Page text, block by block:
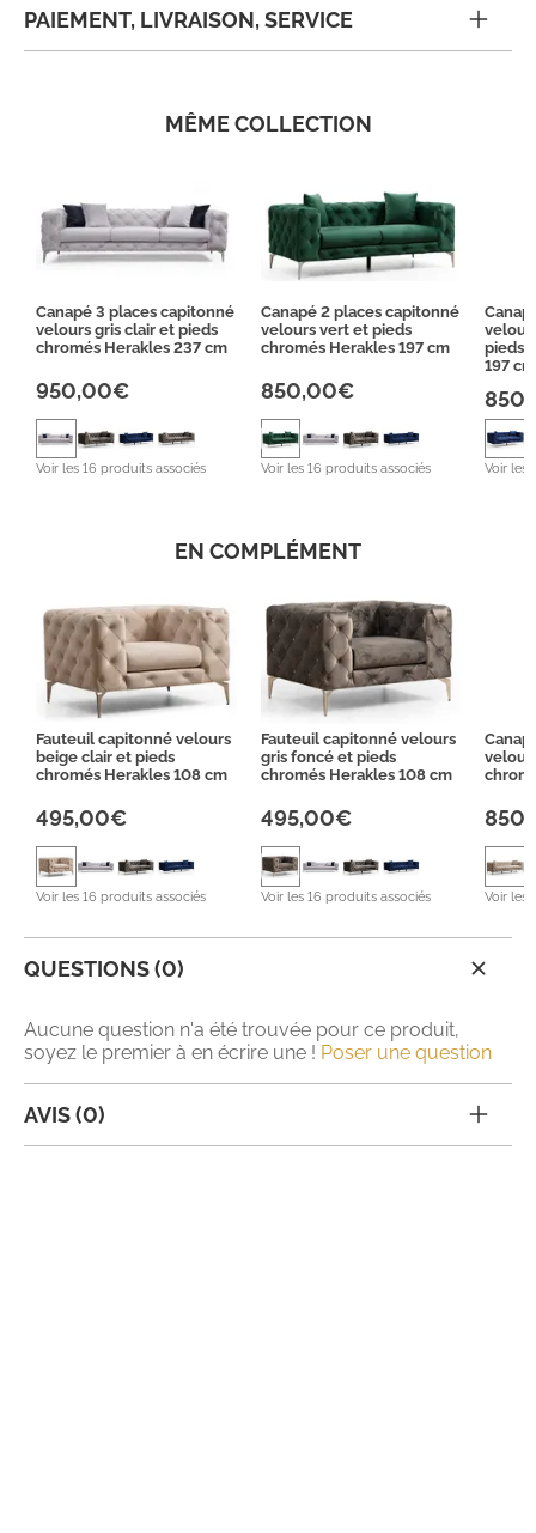
PAIEMENT, LIVRAISON, SERVICE
MÊME COLLECTION
Canapé 3 places capitonné
velours gris clair et pieds
chromés Herakles 237 cm
950,00€
Voir les 16 produits associés
Canapé 2 places capitonné
velours vert et pieds
chromés Herakles 197 cm
850,00€
Voir les 16 produits associés
pieds
197 cm
Voir les
EN COMPLÉMENT
Fauteuil capitonné velours
beige clair et pieds
chromés Herakles 108 cm
495,00€
Voir les 16 produits associés
Fauteuil capitonné velours
gris foncé et pieds
chromés Herakles 108 cm
495,00€
Voir les 16 produits associés Voir les
QUESTIONS (0)
Aucune question n'a été trouvée pour ce produit,
soyez le premier à en écrire une ! Poser une question
AVIS (0)